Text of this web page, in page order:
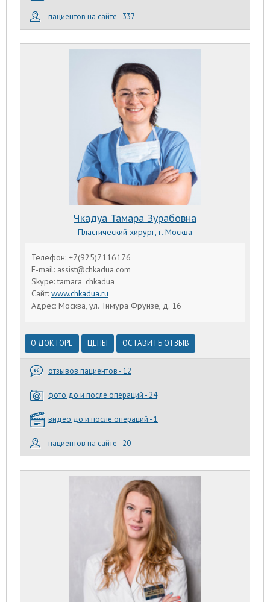
пациентов на сайте - 337
Телефон: +7(925)7116176
E-mail: assist@chkadua.com
Skype: tamara_chkadua
Сайт: www.chkadua.ru
Адрес: Москва, ул. Тимура Фрунзе, д. 16
Чкадуа Тамара Зурабовна
Пластический хирург, г. Москва
О ДОКТОРЕ ЦЕНЫ ОСТАВИТЬ ОТЗЫВ
отзывов пациентов - 12
фото до и после операций - 24
видео до и после операций - 1
пациентов на сайте - 20